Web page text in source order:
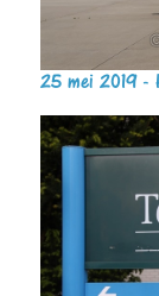
25 mei 2019 -